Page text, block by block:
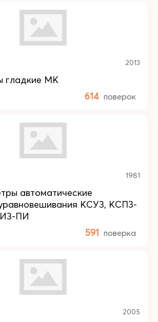
2013
гладкие МК
614 поверок
1981
автоматические
КСУ3, КСП3-
ПИ
591 поверка
2005